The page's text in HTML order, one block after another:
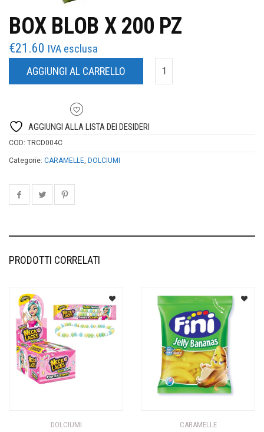
BOX BLOB X 200 PZ
€21.60 IVA esclusa
AGGIUNGI AL CARRELLO
AGGIUNGI ALLA LISTA DEI DESIDERI
COD: TRCD004C
Categorie: CARAMELLE, DOLCIUMI
PRODOTTI CORRELATI
DOLCIUMI CARAMELLE